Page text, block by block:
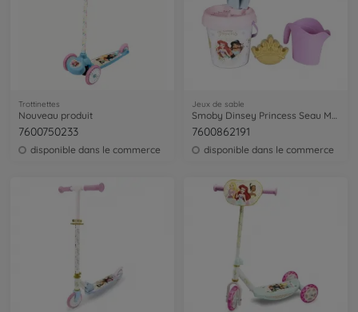
Trottinettes
Nouveau produit
7600750233
disponible dans le commerce
Jeux de sable
Smoby Dinsey Princess Seau MM Garni Arrosoir
7600862191
disponible dans le commerce